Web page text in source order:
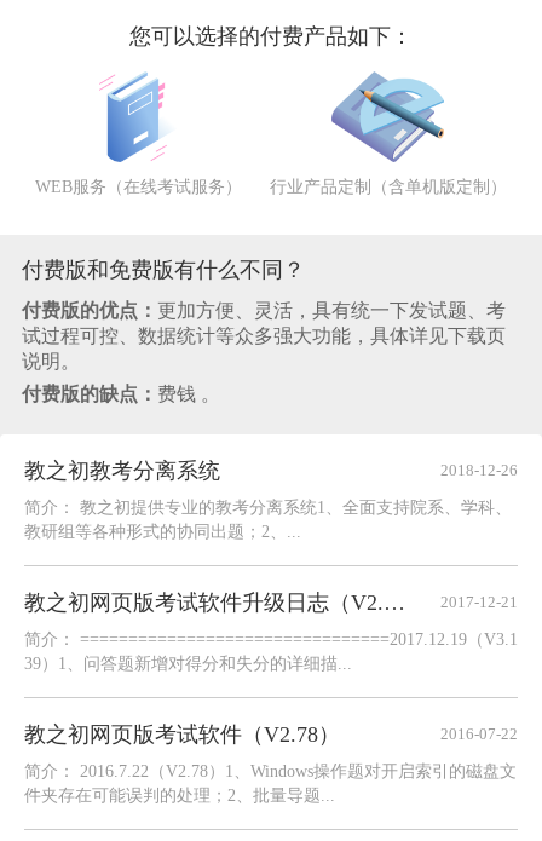
您可以选择的付费产品如下：
WEB服务（在线考试服务） 行业产品定制（含单机版定制）
付费版和免费版有什么不同？
付费版的优点： 更加方便、灵活，具有统一下发试题、考
试过程可控、数据统计等众多强大功能，具体详见下载页
说明。
付费版的缺点： 费钱 。
教之初教考分离系统 2018-12-26
简介： 教之初提供专业的教考分离系统1、全面支持院系、学科、
教研组等各种形式的协同出题；2、...
教之初网页版考试软件升级日志（V2.79——V3.139） 2017-12-21
简介： ================================2017.12.19（V3.1
39）1、问答题新增对得分和失分的详细描...
教之初网页版考试软件（V2.78） 2016-07-22
简介： 2016.7.22（V2.78）1、Windows操作题对开启索引的磁盘文
件夹存在可能误判的处理；2、批量导题...